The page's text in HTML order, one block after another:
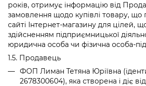
років, отримує інформацію від
замовлення щодо купівлі товару, що
сайті Інтернет-магазину для цілей,
здійсненням підприємницької
юридична особа чи фізична особа-
1.5. Продавець
ФОП Лиман Тетяна Юріївна
2678300604), яка створена і діє